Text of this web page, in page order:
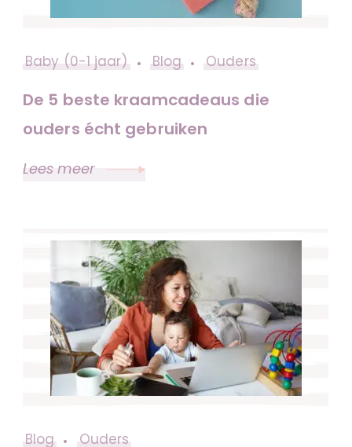
Baby (0-1 jaar) Blog Ouders
De 5 beste kraamcadeaus die
ouders écht gebruiken
Lees meer
Blog Ouders